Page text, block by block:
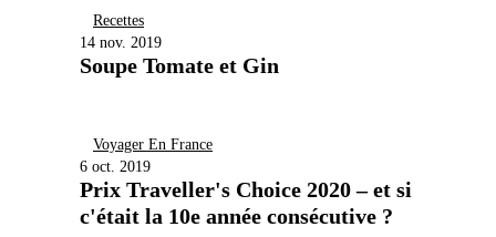
Recettes
14 nov. 2019
Soupe Tomate et Gin
Voyager En France
6 oct. 2019
Prix Traveller's Choice 2020 – et si
c'était la 10e année consécutive ?